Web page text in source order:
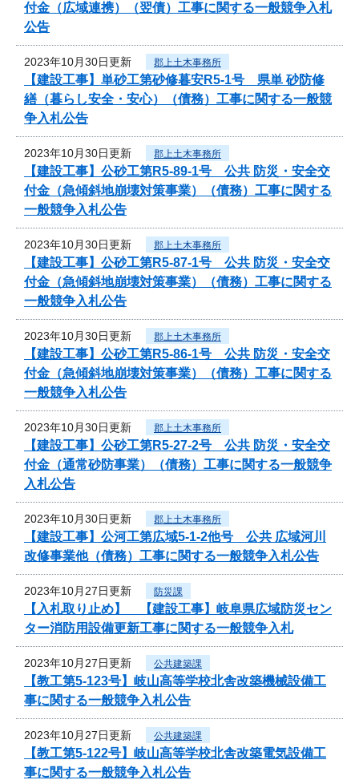
付金（広域連携）（翌債）工事に関する一般競争入札
公告
2023年10月30日更新 郡上土木事務所
【建設工事】単砂工第砂修暮安R5-1号 県単 砂防修
繕（暮らし安全・安心）（債務）工事に関する一般競
争入札公告
2023年10月30日更新 郡上土木事務所
【建設工事】公砂工第R5-89-1号 公共 防災・安全交
付金（急傾斜地崩壊対策事業）（債務）工事に関する
一般競争入札公告
2023年10月30日更新 郡上土木事務所
【建設工事】公砂工第R5-87-1号 公共 防災・安全交
付金（急傾斜地崩壊対策事業）（債務）工事に関する
一般競争入札公告
2023年10月30日更新 郡上土木事務所
【建設工事】公砂工第R5-86-1号 公共 防災・安全交
付金（急傾斜地崩壊対策事業）（債務）工事に関する
一般競争入札公告
2023年10月30日更新 郡上土木事務所
【建設工事】公砂工第R5-27-2号 公共 防災・安全交
付金（通常砂防事業）（債務）工事に関する一般競争
入札公告
2023年10月30日更新 郡上土木事務所
【建設工事】公河工第広域5-1-2他号 公共 広域河川
改修事業他（債務）工事に関する一般競争入札公告
2023年10月27日更新 防災課
【入札取り止め】 【建設工事】岐阜県広域防災セン
ター消防用設備更新工事に関する一般競争入札
2023年10月27日更新 公共建築課
【教工第5-123号】岐山高等学校北舎改築機械設備工
事に関する一般競争入札公告
2023年10月27日更新 公共建築課
【教工第5-122号】岐山高等学校北舎改築電気設備工
事に関する一般競争入札公告